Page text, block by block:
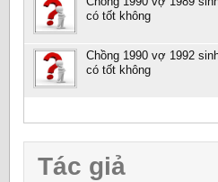
có tốt không
Chồng 1990 vợ 1992
có tốt không
Tác giả